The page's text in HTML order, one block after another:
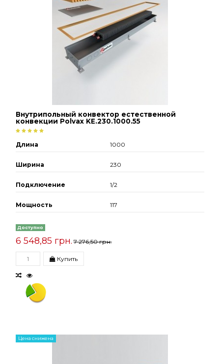
Внутрипольный конвектор естественной
конвекции Polvax KE.230.1000.55
Длина 1000
Ширина 230
Подключение 1/2
Мощность 117
Доступно
6 548,85 грн. 7 276,50 грн.
Купить
Цена снижена